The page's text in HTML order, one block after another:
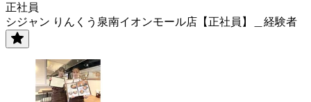
正社員
シジャン りんくう泉南イオンモール店【正社員】＿経験者